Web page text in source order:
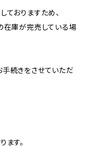
ておりますため、
在庫が完売している場
続きをさせていただ
ます。